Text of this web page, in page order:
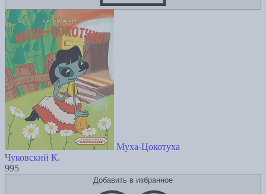
Муха-Цокотуха
Чуковский К.
995
Добавить в избранное